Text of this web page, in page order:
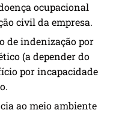
ocupacional
civil da empresa.
de indenização por
(a depender do
por incapacidade
ao meio ambiente